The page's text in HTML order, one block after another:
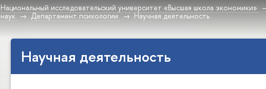
Национальный исследовательский университет «Высшая школа экономики»
наук
Департамент психологии Научная деятельность
Научная деятельность